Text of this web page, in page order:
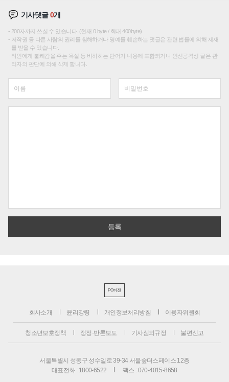
기사댓글0개
200자까지 쓰실 수 있습니다. (현재 0 byte / 최대 400byte)
저작권 등 다른 사람의 권리를 침해하거나 명예를 훼손하는 댓글은 관련 법률에 의해 제재
를 받을 수 있습니다.
타인에게 불쾌감을 주는 욕설 등 비하하는 단어가 내용에 포함되거나 인신공격성 글은 관
리자의 판단에 의해 삭제 합니다.
PC버전
회사소개 윤리강령 개인정보처리방침 이용자위원회
청소년보호정책 정정·반론보도 기사심의규정 불편신고
서울특별시 성동구 성수일로 39-34 서울숲더스페이스 12층
대표전화 : 1800-6522
팩스 : 070-4015-8658